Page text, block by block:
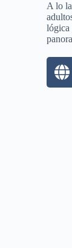
A lo
lógica